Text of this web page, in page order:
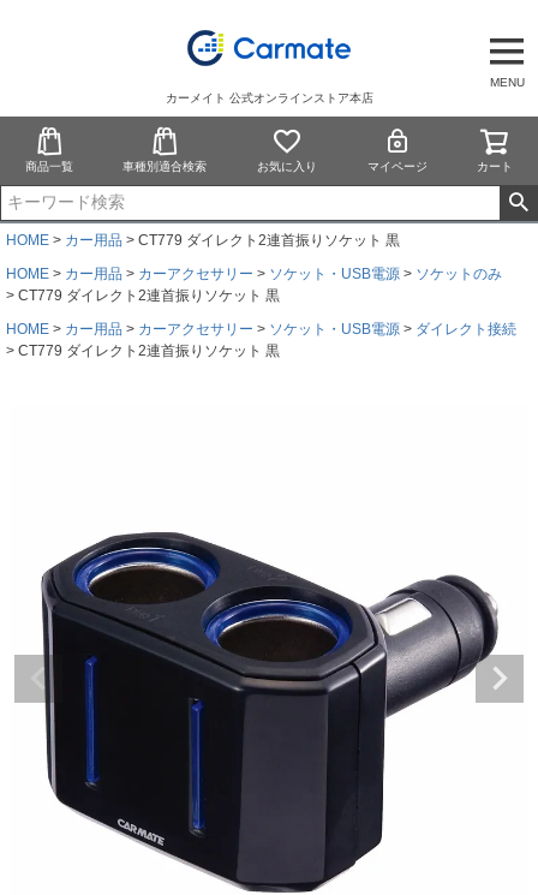
MENU
カーメイト 公式オンラインストア本店
商品一覧 車種別適合検索 お気に入り マイページ カート
HOME カー用品
CT779 ダイレクト2連首振りソケット 黒
HOME
カー用品 カーアクセサリー ソケット・USB電源
ソケットのみ
CT779 ダイレクト2連首振りソケット 黒
HOME
カー用品 カーアクセサリー ソケット・USB電源
ダイレクト接続
CT779 ダイレクト2連首振りソケット 黒